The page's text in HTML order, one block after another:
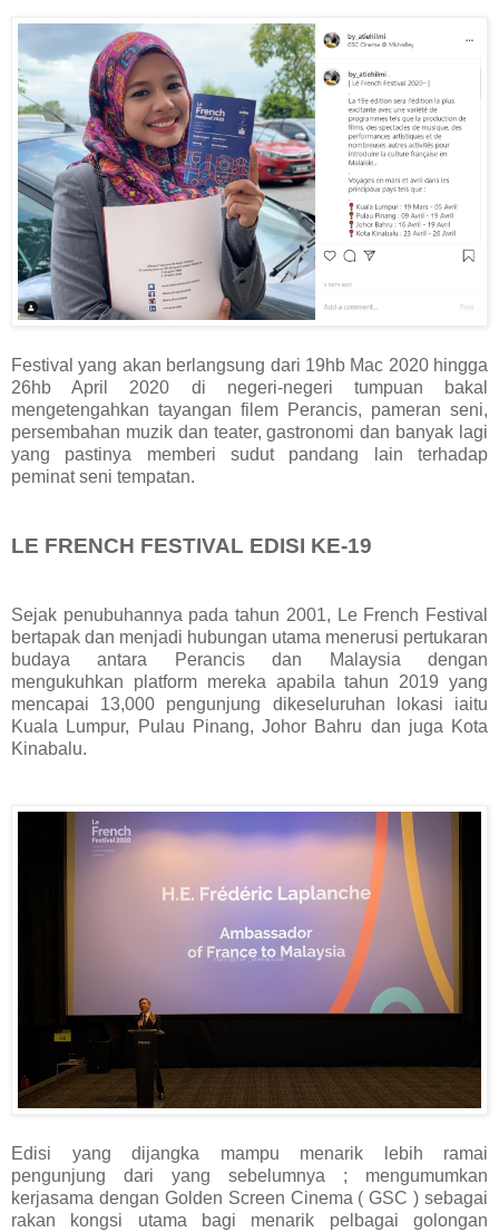
Festival yang akan berlangsung dari 19hb Mac 2020 hingga
26hb April 2020 di negeri-negeri tumpuan bakal
mengetengahkan tayangan filem Perancis, pameran seni,
persembahan muzik dan teater, gastronomi dan banyak lagi
yang pastinya memberi sudut pandang lain terhadap
peminat seni tempatan.
LE FRENCH FESTIVAL EDISI KE-19
Sejak penubuhannya pada tahun 2001, Le French Festival
bertapak dan menjadi hubungan utama menerusi pertukaran
budaya antara Perancis dan Malaysia dengan
mengukuhkan platform mereka apabila tahun 2019 yang
mencapai 13,000 pengunjung dikeseluruhan lokasi iaitu
Kuala Lumpur, Pulau Pinang, Johor Bahru dan juga Kota
Kinabalu.
Edisi yang dijangka mampu menarik lebih ramai
pengunjung dari yang sebelumnya ; mengumumkan
kerjasama dengan Golden Screen Cinema ( GSC ) sebagai
rakan kongsi utama bagi menarik pelbagai golongan